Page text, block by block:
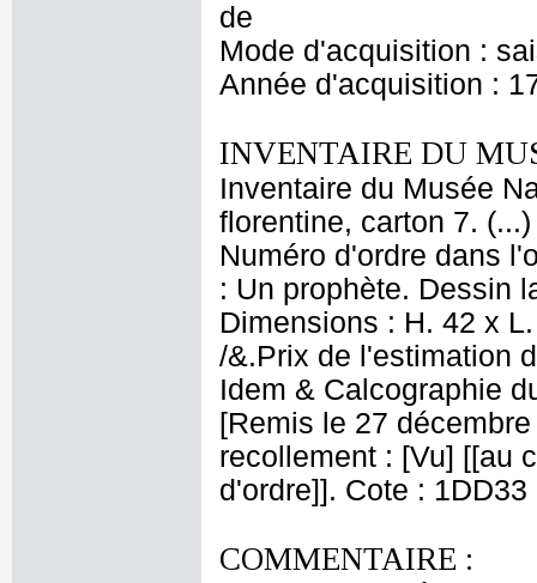
de
Mode d'acquisition :
Année d'acquisition :
INVENTAIRE DU
Inventaire du Musée
florentine, carton 7.
Numéro d'ordre dans
: Un prophète. Dessin
Dimensions : H. 42 x
/&.Prix de l'estimation
Idem & Calcographie
[Remis le 27
recollement : [Vu] [[au
d'ordre]]. Cote : 1DD33
COMMENTAIRE :